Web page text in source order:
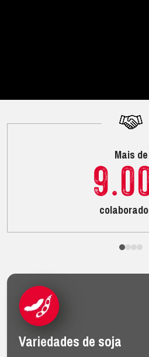
Mais de
Variedades de soja